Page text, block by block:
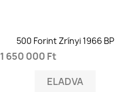
500 Forint Zrínyi 1966 BP
1 650 000 Ft
ELADVA